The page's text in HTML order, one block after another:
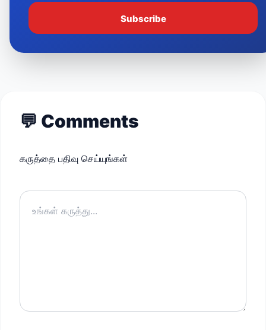
Subscribe
💬 Comments
கருத்தை பதிவு செய்யுங்கள்